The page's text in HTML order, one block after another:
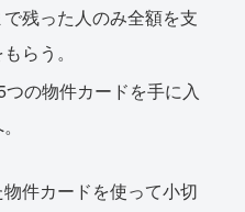
残った人のみ全額を支
らう。
の物件カードを手に入
件カードを使って小切